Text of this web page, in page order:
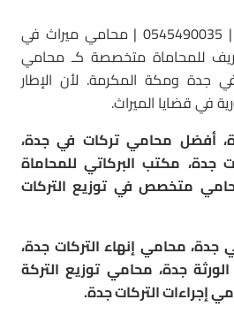
محامي تركات في جدة | 0545490035 | محامي ميراث في
للمحاماة متخصصة كـ محامي
جدة ومكة المكرمة. لأن الإطار
في قضايا الميراث.
أفضل محامي تركات في جدة،
جدة، مكتب البركاتي للمحاماة
متخصص في توزيع التركات
جدة، محامي إنهاء التركات جدة،
جدة، محامي توزيع التركة
إجراءات التركات جدة.